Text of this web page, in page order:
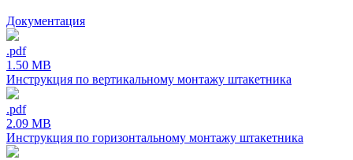
Документация
.pdf
1.50 MB
Инструкция по вертикальному монтажу штакетника
.pdf
2.09 MB
Инструкция по горизонтальному монтажу штакетника